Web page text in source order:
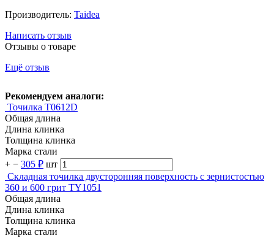
Производитель: Taidea
Написать отзыв
Отзывы о товаре
Ещё отзыв
Рекомендуем аналоги:
Точилка T0612D
Общая длина
Длина клинка
Толщина клинка
Марка стали
+ − 305 ₽ шт
Складная точилка двусторонняя поверхность с зернистостью
360 и 600 грит TY1051
Общая длина
Длина клинка
Толщина клинка
Марка стали